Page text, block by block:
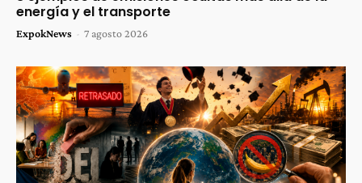
energía y el transporte
ExpokNews - 7 agosto 2026